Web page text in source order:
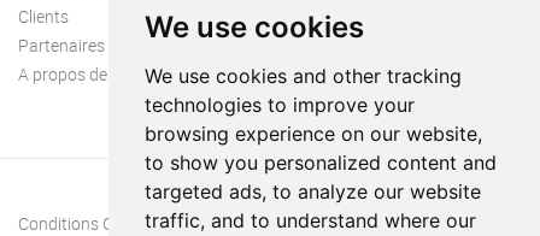
We use cookies
We use cookies and other tracking
technologies to improve your
browsing experience on our website,
to show you personalized content and
targeted ads, to analyze our website
traffic, and to understand where our
Clients
Partenaires
A propos de nous
Conditions Générales